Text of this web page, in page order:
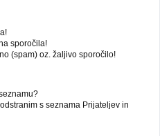
sporočila!
(spam) oz. žaljivo sporočilo!
s seznama Prijateljev in